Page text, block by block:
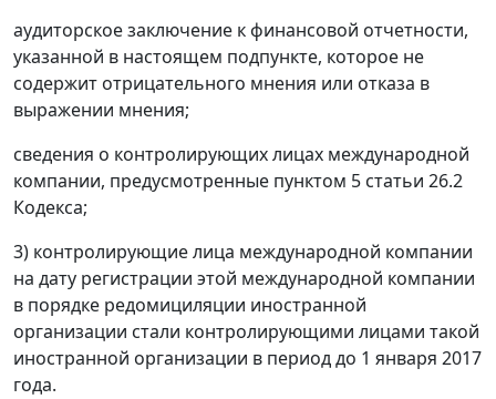
аудиторское заключение к финансовой отчетности,
указанной в настоящем подпункте, которое не
содержит отрицательного мнения или отказа в
выражении мнения;
сведения о контролирующих лицах международной
компании, предусмотренные пунктом 5 статьи 26.2
Кодекса;
3) контролирующие лица международной компании
на дату регистрации этой международной компании
в порядке редомициляции иностранной
организации стали контролирующими лицами такой
иностранной организации в период до 1 января 2017
года.